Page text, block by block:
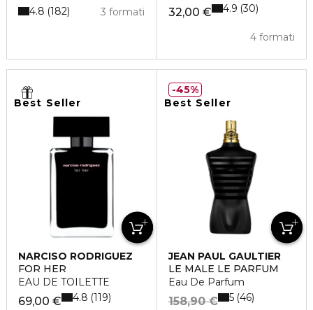
3 formati
4.8 182 32,00 €
4 formati
4.9 30
Best Seller
NARCISO RODRIGUEZ
FOR HER
EAU DE TOILETTE
69,00 € 4.8 119
Best Seller
JEAN PAUL GAULTIER
LE MALE LE PARFUM
Eau De Parfum
158,90 € 5 46
45%